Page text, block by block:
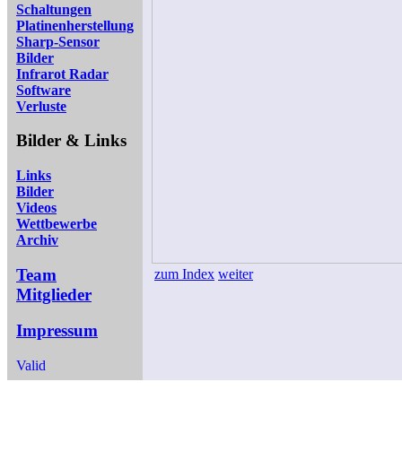
Schaltungen
Platinenherstellung
Sharp-Sensor
Bilder
Infrarot Radar
Software
Verluste
Bilder & Links
Links
Bilder
Videos
Wettbewerbe
Archiv
Team
Mitglieder
Impressum
zum Index weiter